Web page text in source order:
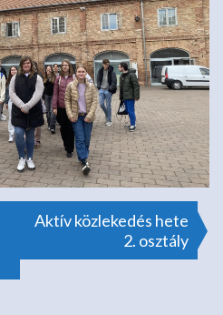
Aktív közlekedés hete
2. osztály